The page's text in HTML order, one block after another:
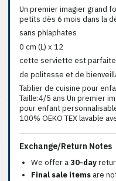
Un premier imagier grand
petits dès 6 mois dans la
sans phlaphates
0 cm (L) x 12
cette serviette est parfaite
de politesse et de
Tablier de cuisine pour
Taille:4/5 ans Un premier
pour enfant
100% OEKO TEX lavable
Exchange/Return Notes
We offer a30-day
Final sale items are